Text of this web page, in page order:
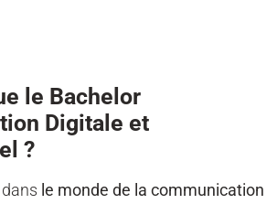
le Bachelor
Digitale et
?
le monde de la communication